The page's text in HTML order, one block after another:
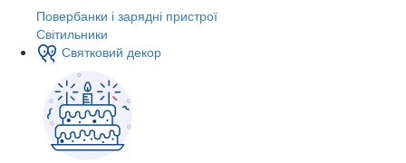
Повербанки і зарядні пристрої
Світильники
Святковий декор